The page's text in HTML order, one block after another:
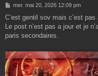
M
s
s
a
mer. mai 20, 2026 12:09 pm
C’est gentil sov mais c’est pas
Le post n’est pas a jour et je
paris secondaires.